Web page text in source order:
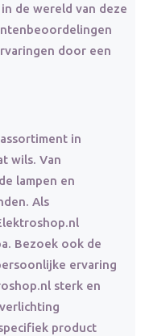
de wereld van deze
door een
in
wils. Van
lampen en
Als
Bezoek ook de
ervaring
sterk en
product